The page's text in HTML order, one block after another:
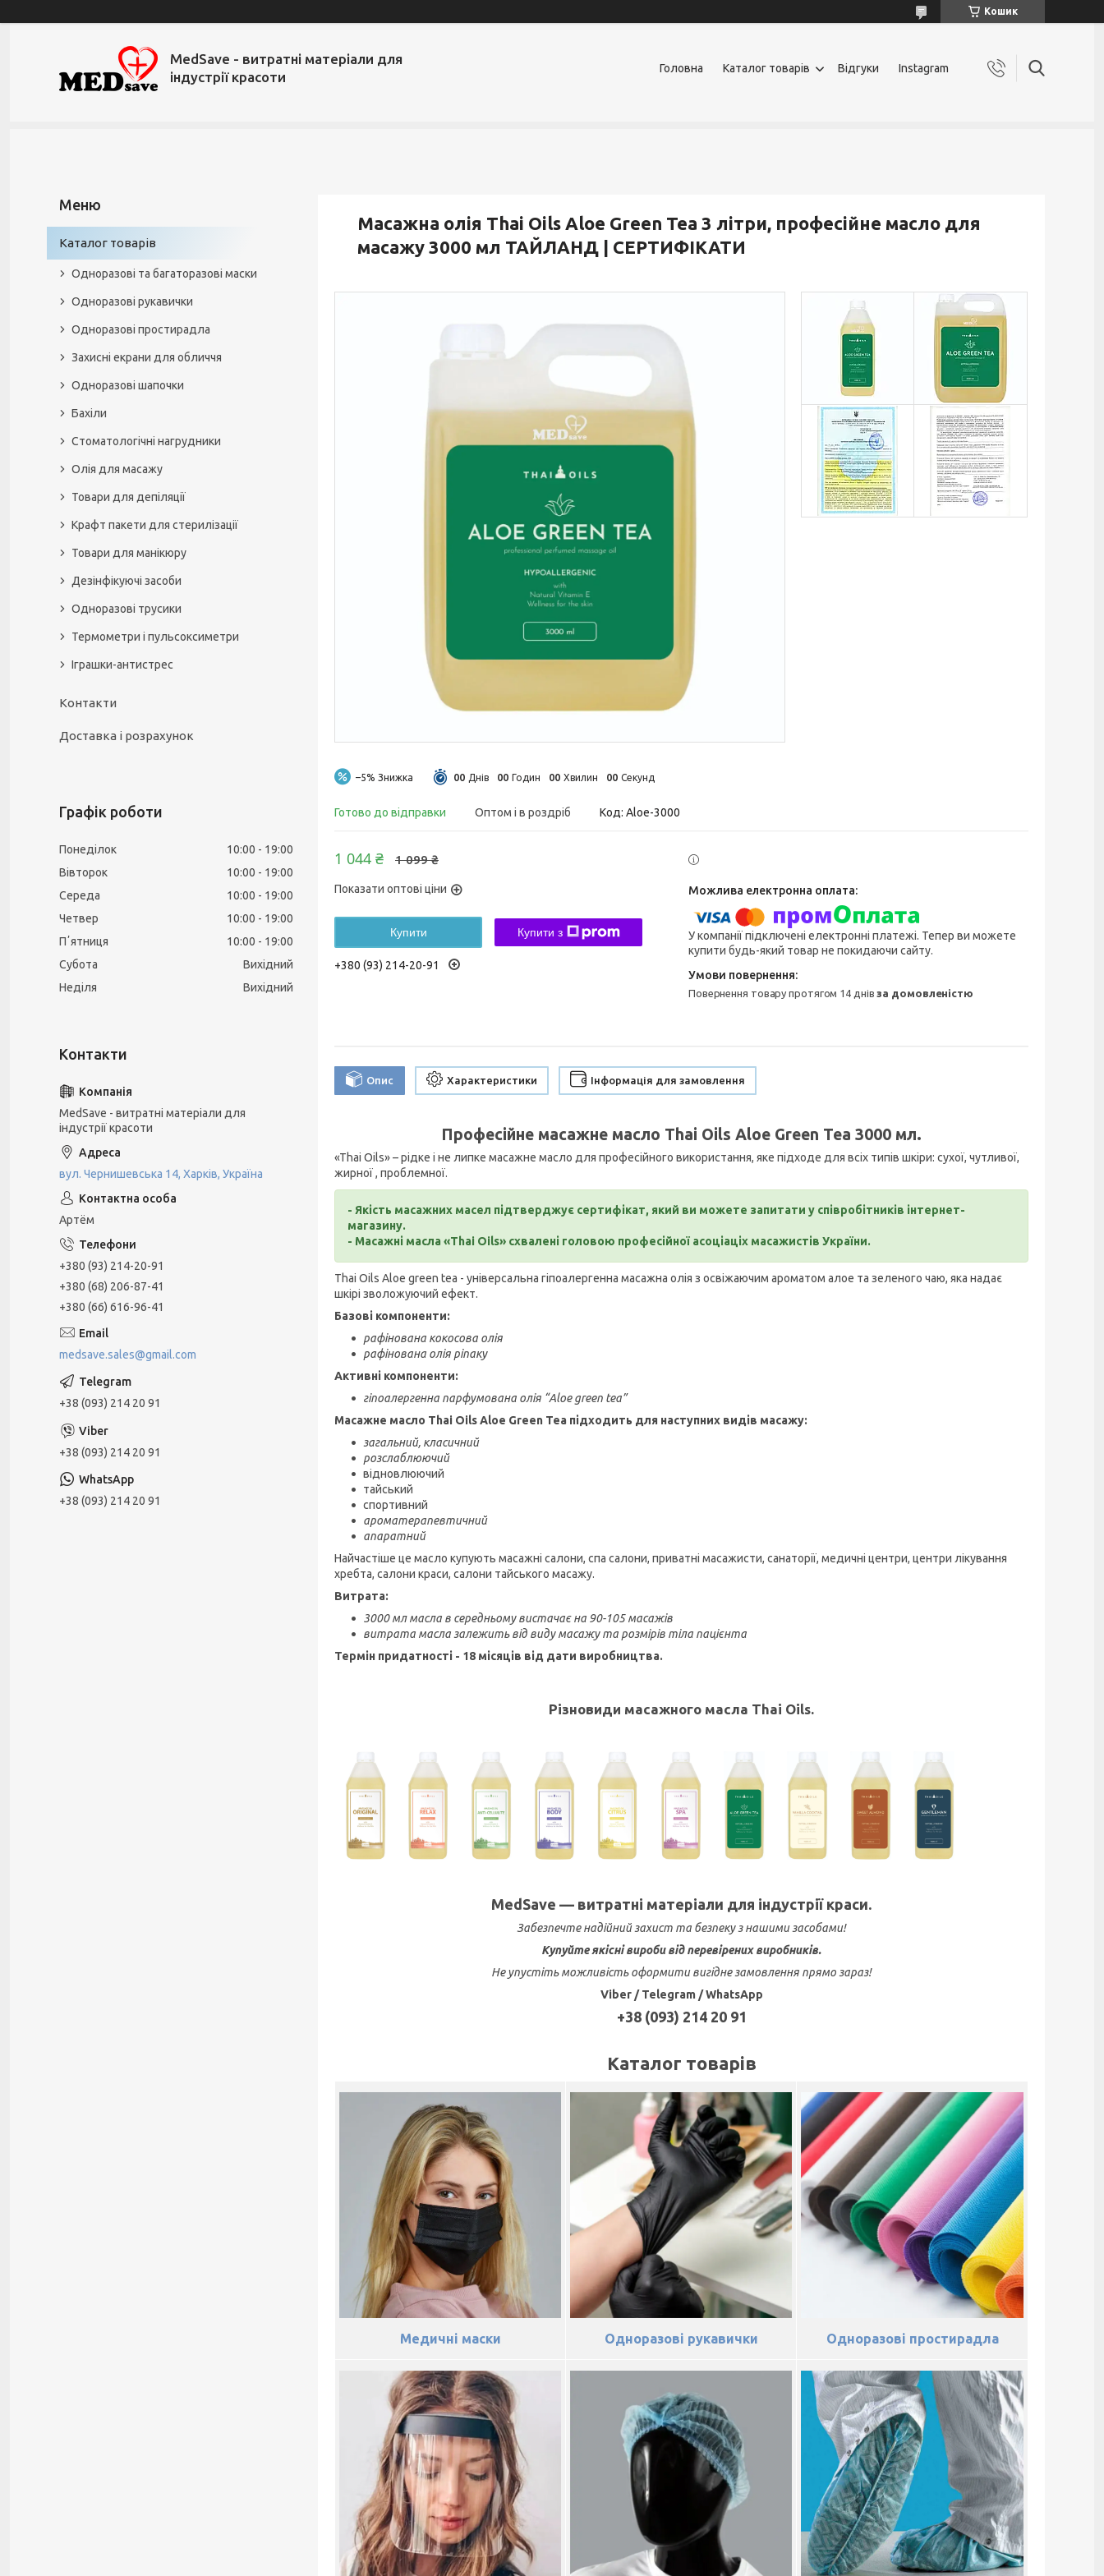
Кошик
MedSave - витратні матеріали для
індустрії красоти
Головна Каталог товарів Відгуки Instagram
Масажна олія Thai Oils Aloe Green Tea 3 літри, професійне масло для
масажу 3000 мл ТАЙЛАНД | СЕРТИФІКАТИ
–5% 00 Днів 00 Годин 00 Хвилин 00 Секунд
Готово до відправки Оптом і в роздріб Код: Aloe-3000
1 099 ₴
1 044 ₴
Показати оптові ціни
Купити Купити з
+380 (93) 214-20-91
У компанії підключені електронні платежі. Тепер ви можете
купити будь-який товар не покидаючи сайту.
повернення товару протягом 14 днівза домовленістю
Опис Характеристики Інформація для замовлення
Професійне масажне масло Thai Oils Aloe Green Tea 3000 мл.
«Thai Oils» – рідке і не липке масажне масло для професійного використання, яке підходе для всіх типів шкіри: сухої, чутливої,
жирної , проблемної.
- Якість масажних масел підтверджує сертифікат, який ви можете запитати у співробітників інтернет-
магазину.
- Масажні масла «Thai Oils» схвалені головою професійної асоціаціх масажистів України.
Thai Oils Aloe green tea - універсальна гіпоалергенна масажна олія з освіжаючим ароматом алое та зеленого чаю, яка надає
шкірі зволожуючий ефект.
Базові компоненти:
рафінована кокосова олія
рафінована олія ріпаку
Активні компоненти:
гіпоалергенна парфумована олія “Aloe green tea”
Масажне масло Thai OilsAloe Green Tea підходить для наступних видів масажу:
загальний, класичний
розслаблюючий
відновлюючий
тайський
спортивний
ароматерапевтичний
апаратний
Найчастіше це масло купують масажні салони, спа салони, приватні масажисти, санаторії, медичні центри, центри лікування
хребта, салони краси, салони тайського масажу.
Витрата:
3000 мл масла в середньому вистачає на 90-105 масажів
витрата масла залежить від виду масажу та розмірів тіла пацієнта
Термін придатності - 18 місяців від дати виробництва.
Різновиди масажного масла Thai Oils.
MedSave — витратні матеріали для індустрії краси.
Забезпечте надійний захист та безпеку з нашими засобами!
Купуйте якісні вироби від перевірених виробників.
Не упустіть можливість оформити вигідне замовлення прямо зараз!
Viber / Telegram / WhatsApp
+38 (093) 214 20 91
Каталог товарів
Медичні маски Одноразові рукавички Одноразові простирадла
Каталог товарів
Одноразові та багаторазові маски
Одноразові рукавички
Одноразові простирадла
Захисні екрани для обличчя
Одноразові шапочки
Бахіли
Стоматологічні нагрудники
Олія для масажу
Товари для депіляції
Крафт пакети для стерилізації
Товари для манікюру
Дезінфікуючі засоби
Одноразові трусики
Термометри і пульсоксиметри
Іграшки-антистрес
Контакти
Доставка і розрахунок
Графік роботи
Понеділок 10:00
19:00
Вівторок
10:00
19:00
Середа
10:00
19:00
Четвер
10:00
19:00
Пʼятниця
10:00
19:00
Субота
Вихідний
Неділя
Вихідний
MedSave - витратні матеріали для
індустрії красоти
вул. Чернишевська 14, Харків, Україна
Артём
+380 (93) 214-20-91
+380 (68) 206-87-41
+380 (66) 616-96-41
medsave.sales@gmail.com
+38 (093) 214 20 91
+38 (093) 214 20 91
+38 (093) 214 20 91